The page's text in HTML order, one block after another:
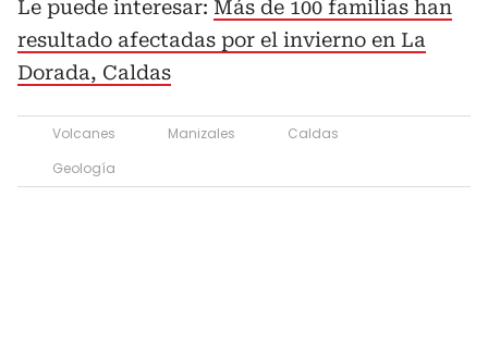
Le puede interesar: Más de 100 familias han
resultado afectadas por el invierno en La
Dorada, Caldas
Volcanes Manizales
Caldas
Geología